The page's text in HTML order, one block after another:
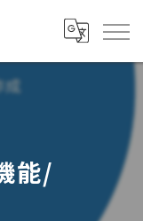
能/